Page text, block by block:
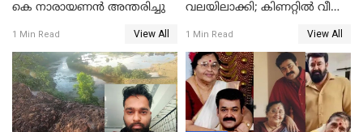
കെ നാരായണന്‍ അന്തരിച്ചു
1 Min Read View All
വലയിലാക്കി; കിണറ്റിൽ വീണ
1 Min Read View All